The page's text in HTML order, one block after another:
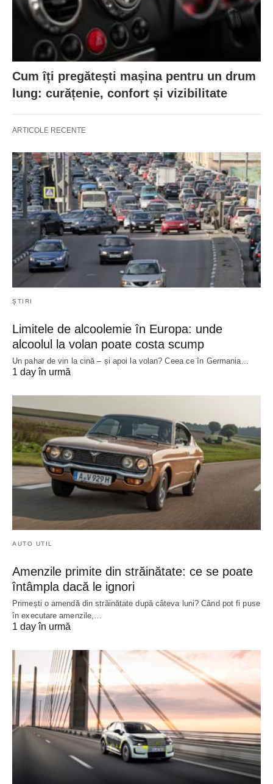
Cum îți pregătești mașina pentru un drum
lung: curățenie, confort și vizibilitate
ARTICOLE RECENTE
ȘTIRI
Limitele de alcoolemie în Europa: unde
alcoolul la volan poate costa scump
Un pahar de vin la cină – și apoi la volan? Ceea ce în Germania…
1 day în urmă
AUTO UTIL
Amenzile primite din străinătate: ce se poate
întâmpla dacă le ignori
Primești o amendă din străinătate după câteva luni? Când pot fi puse
în executare amenzile,…
1 day în urmă